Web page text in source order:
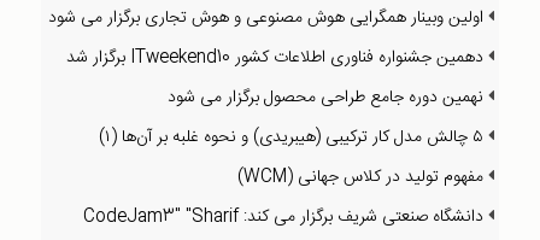
اولین وبینار همگرایی هوش مصنوعی و هوش تجاری برگزار می شود
دهمین جشنواره فناوری اطلاعات کشور ITweekend10 برگزار شد
نهمین دوره جامع طراحی محصول برگزار می شود
۵ چالش مدل کار ترکیبی (هیبریدی) و نحوه غلبه بر آن‌ها (۱)
مفهوم تولید در کلاس جهانی (WCM)
دانشگاه صنعتی شریف برگزار می کند: CodeJam3" "Sharif